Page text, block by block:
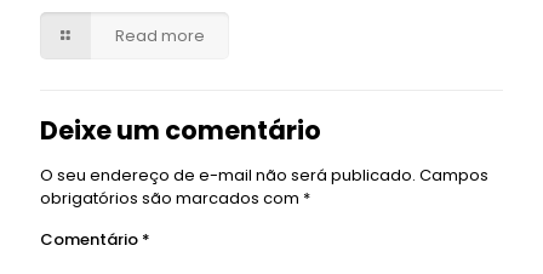
Read more
Deixe um comentário
O seu endereço de e-mail não será publicado. Campos
obrigatórios são marcados com *
Comentário *